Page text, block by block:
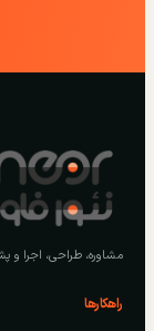
مشاوره، طراحی، اجرا و
راهکارها